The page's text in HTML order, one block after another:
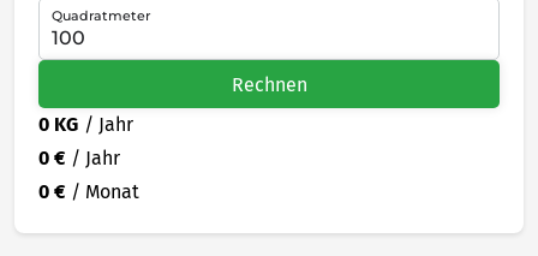
Quadratmeter
Rechnen
0 KG / Jahr
0 € / Jahr
0 € / Monat